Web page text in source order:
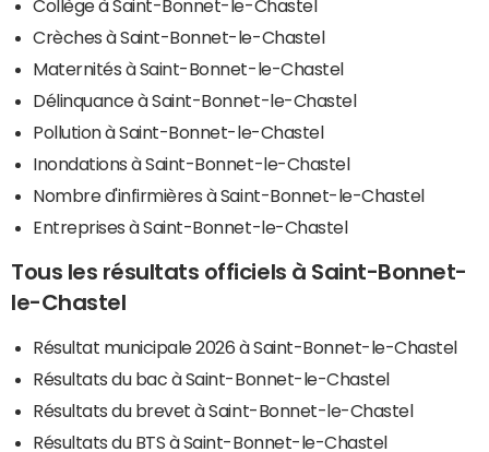
Collège à Saint-Bonnet-le-Chastel
Crèches à Saint-Bonnet-le-Chastel
Maternités à Saint-Bonnet-le-Chastel
Délinquance à Saint-Bonnet-le-Chastel
Pollution à Saint-Bonnet-le-Chastel
Inondations à Saint-Bonnet-le-Chastel
Nombre d'infirmières à Saint-Bonnet-le-Chastel
Entreprises à Saint-Bonnet-le-Chastel
Tous les résultats officiels à Saint-Bonnet-
le-Chastel
Résultat municipale 2026 à Saint-Bonnet-le-Chastel
Résultats du bac à Saint-Bonnet-le-Chastel
Résultats du brevet à Saint-Bonnet-le-Chastel
Résultats du BTS à Saint-Bonnet-le-Chastel